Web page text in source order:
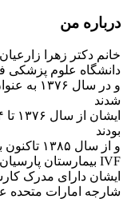
درباره من
دانشگاه علوم پزشکی
و در
شدند
بودند
و از سال
IVF بیمارستان پارسیان فعالیت دارند.
ایشان دارای مدرک
شارجه امارات متحده